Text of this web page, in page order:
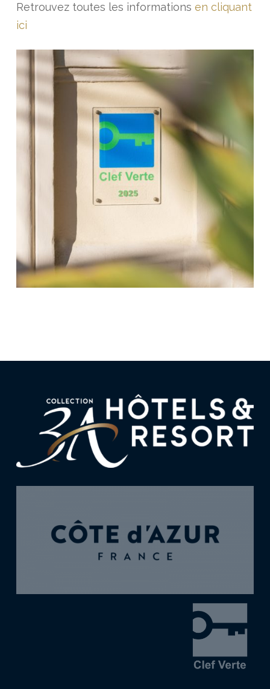
Retrouvez toutes les informations en cliquant
ici